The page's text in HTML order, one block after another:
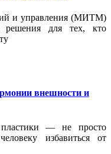
и управления (МИТМ)
решения для тех, кто
внешности и
пластики — не просто
избавиться от